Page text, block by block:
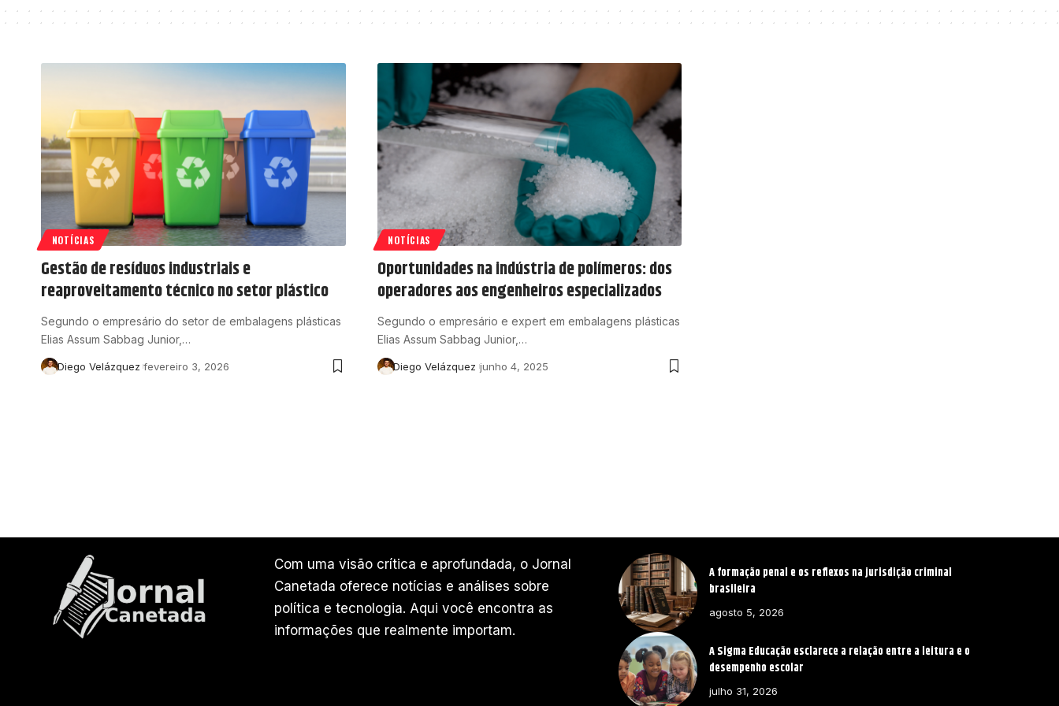
NOTÍCIAS
Gestão de resíduos industriais e
reaproveitamento técnico no setor plástico
Segundo o empresário do setor de embalagens plásticas
Elias Assum Sabbag Junior,…
Diego Velázquez fevereiro 3, 2026
NOTÍCIAS
Oportunidades na indústria de polímeros: dos
operadores aos engenheiros especializados
Segundo o empresário e expert em embalagens plásticas
Elias Assum Sabbag Junior,…
Diego Velázquez junho 4, 2025
Com uma visão crítica e aprofundada, o Jornal
Canetada oferece notícias e análises sobre
política e tecnologia. Aqui você encontra as
informações que realmente importam.
A formação penal e os reflexos na jurisdição criminal
brasileira
agosto 5, 2026
A Sigma Educação esclarece a relação entre a leitura e o
desempenho escolar
julho 31, 2026